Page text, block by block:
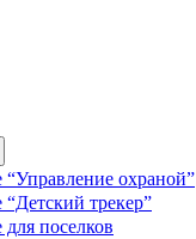
охраной”
трекер”
поселков